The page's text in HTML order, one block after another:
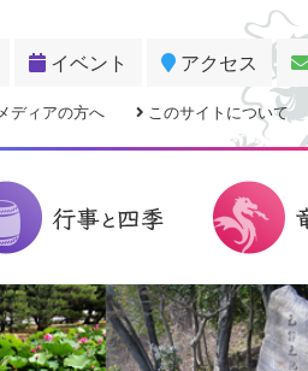
イベント アクセス
ディアの方へ このサイトについて